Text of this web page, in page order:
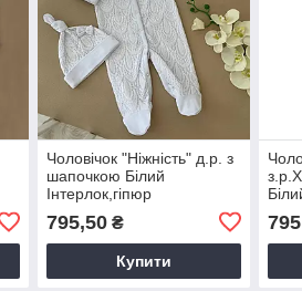
Чоловічок "Ніжність" д.р. з
шапочкою Білий
Інтерлок,гіпюр
40(р)
795,50₴
Купити